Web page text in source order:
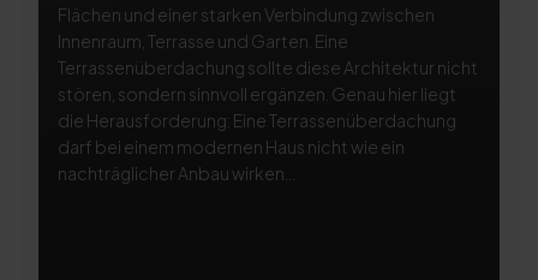
Flächen und einer starken Verbindung zwischen
Innenraum, Terrasse und Garten. Eine
Terrassenüberdachung sollte diese Architektur nicht
stören, sondern sinnvoll ergänzen. Genau hier liegt
die Herausforderung: Eine Terrassenüberdachung
darf bei einem modernen Haus nicht wie ein
nachträglicher Anbau wirken...